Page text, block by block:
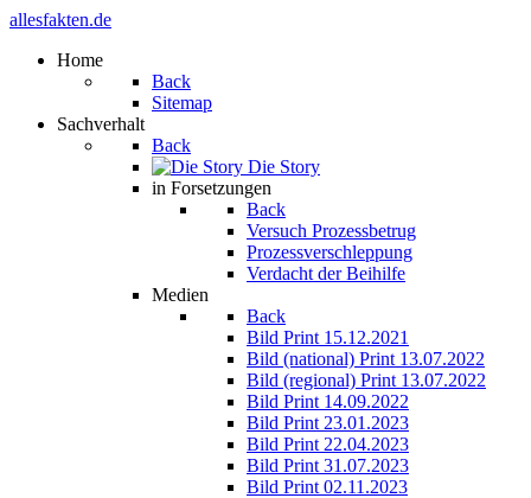
allesfakten.de
Home
Back
Sitemap
Sachverhalt
Back
Die Story
in Forsetzungen
Back
Versuch Prozessbetrug
Prozessverschleppung
Verdacht der Beihilfe
Medien
Back
Bild Print 15.12.2021
Bild (national) Print 13.07.2022
Bild (regional) Print 13.07.2022
Bild Print 14.09.2022
Bild Print 23.01.2023
Bild Print 22.04.2023
Bild Print 31.07.2023
Bild Print 02.11.2023